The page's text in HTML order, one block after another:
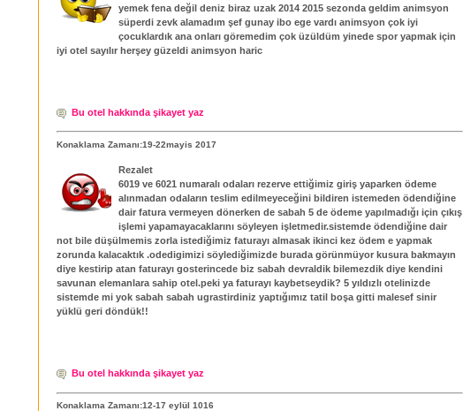
yemek fena değil deniz biraz uzak 2014 2015 sezonda geldim animsyon
süperdi zevk alamadım şef gunay ibo ege vardı animsyon çok iyi
çocuklardık ana onları göremedim çok üzüldüm yinede spor yapmak için
iyi otel sayılır herşey güzeldi animsyon haric
Bu otel hakkında şikayet yaz
Konaklama Zamanı:19-22mayis 2017
Rezalet
6019 ve 6021 numaralı odaları rezerve ettiğimiz giriş yaparken ödeme
alınmadan odaların teslim edilmeyeceğini bildiren istemeden ödendiğine
dair fatura vermeyen dönerken de sabah 5 de ödeme yapılmadığı için çıkış
işlemi yapamayacaklarını söyleyen işletmedir.sistemde ödendiğine dair
not bile düşülmemis zorla istediğimiz faturayı almasak ikinci kez ödem e yapmak
zorunda kalacaktık .odedigimizi söylediğimizde burada görünmüyor kusura bakmayın
diye kestirip atan faturayı gosterincede biz sabah devraldik bilemezdik diye kendini
savunan elemanlara sahip otel.peki ya faturayı kaybetseydik? 5 yıldızlı otelinizde
sistemde mi yok sabah sabah ugrastirdiniz yaptığımız tatil boşa gitti malesef sinir
yüklü geri döndük!!
Bu otel hakkında şikayet yaz
Konaklama Zamanı:12-17 eylül 1016